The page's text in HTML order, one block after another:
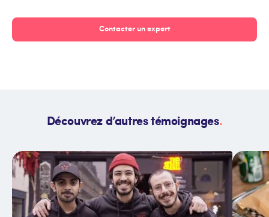
Contacter un expert
Découvrez d’autres témoignages.